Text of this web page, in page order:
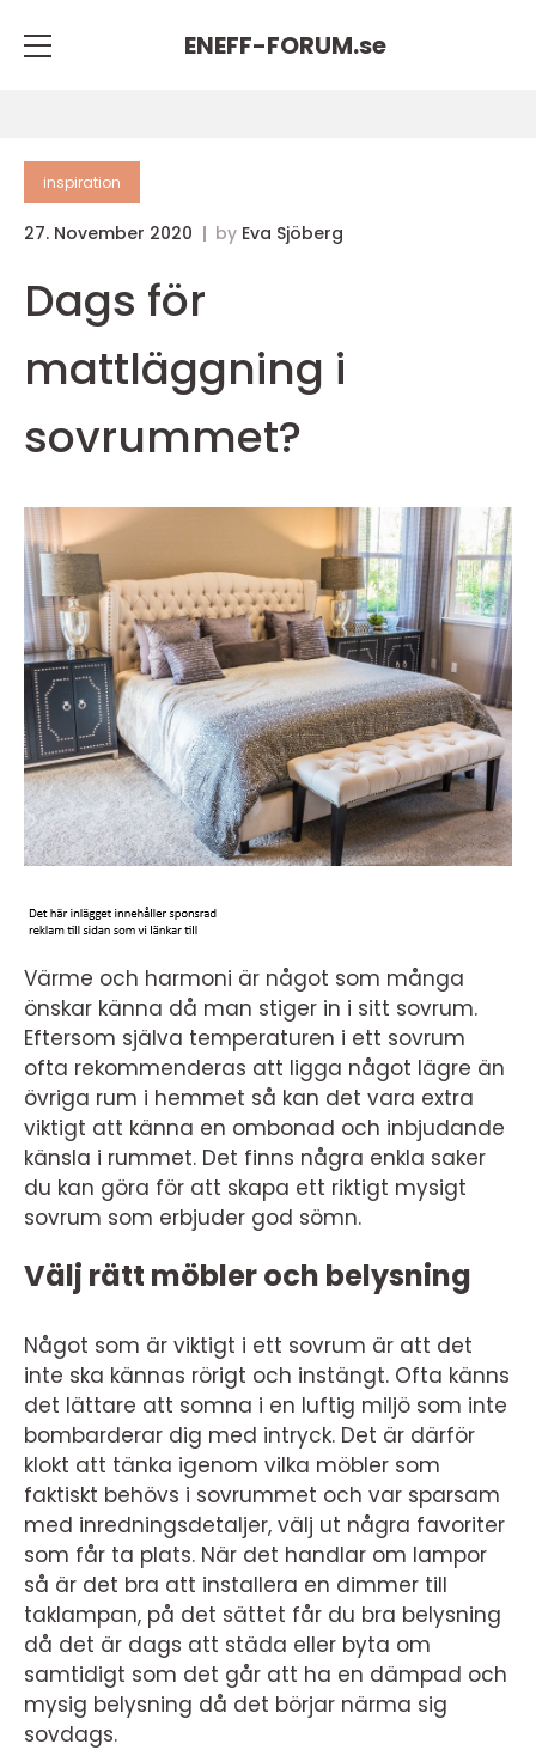
ENEFF-FORUM.se
inspiration
27. November 2020 by Eva Sjöberg
Dags för
mattläggning i
sovrummet?
Värme och harmoni är något som många
önskar känna då man stiger in i sitt sovrum.
Eftersom själva temperaturen i ett sovrum
ofta rekommenderas att ligga något lägre än
övriga rum i hemmet så kan det vara extra
viktigt att känna en ombonad och inbjudande
känsla i rummet. Det finns några enkla saker
du kan göra för att skapa ett riktigt mysigt
sovrum som erbjuder god sömn.
Välj rätt möbler och belysning
Något som är viktigt i ett sovrum är att det
inte ska kännas rörigt och instängt. Ofta känns
det lättare att somna i en luftig miljö som inte
bombarderar dig med intryck. Det är därför
klokt att tänka igenom vilka möbler som
faktiskt behövs i sovrummet och var sparsam
med inredningsdetaljer, välj ut några favoriter
som får ta plats. När det handlar om lampor
så är det bra att installera en dimmer till
taklampan, på det sättet får du bra belysning
då det är dags att städa eller byta om
samtidigt som det går att ha en dämpad och
mysig belysning då det börjar närma sig
sovdags.